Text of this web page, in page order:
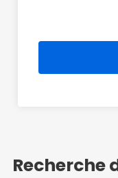
Recherche